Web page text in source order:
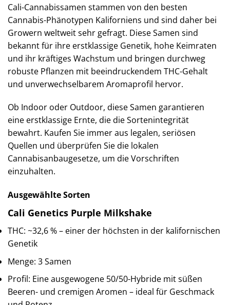
Cali-Cannabissamen stammen von den besten
Cannabis-Phänotypen Kaliforniens und sind daher bei
Growern weltweit sehr gefragt. Diese Samen sind
bekannt für ihre erstklassige Genetik, hohe Keimraten
und ihr kräftiges Wachstum und bringen durchweg
robuste Pflanzen mit beeindruckendem THC-Gehalt
und unverwechselbarem Aromaprofil hervor.
Ob Indoor oder Outdoor, diese Samen garantieren
eine erstklassige Ernte, die die Sortenintegrität
bewahrt. Kaufen Sie immer aus legalen, seriösen
Quellen und überprüfen Sie die lokalen
Cannabisanbaugesetze, um die Vorschriften
einzuhalten.
Ausgewählte Sorten
Cali Genetics Purple Milkshake
THC: ~32,6 % – einer der höchsten in der kalifornischen
Genetik
Menge: 3 Samen
Profil: Eine ausgewogene 50/50-Hybride mit süßen
Beeren- und cremigen Aromen – ideal für Geschmack